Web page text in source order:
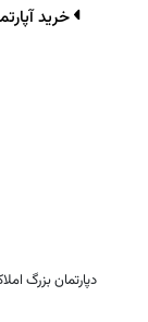
خرید